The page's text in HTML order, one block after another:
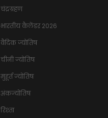
चंद्रग्रहण
भारतीय कैलेंडर 2026
वैदिक ज्योतिष
चीनी ज्योतिष
मुहूर्त ज्योतिष
अंकज्योतिष
रिश्ता